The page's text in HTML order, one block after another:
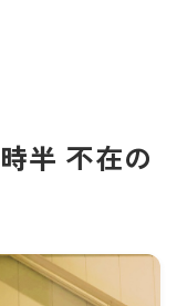
半 不在の